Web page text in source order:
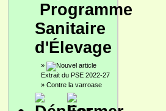
Programme
Sanitaire
d'Élevage
»
Extrait du PSE 2022-27
» Contre la varroase